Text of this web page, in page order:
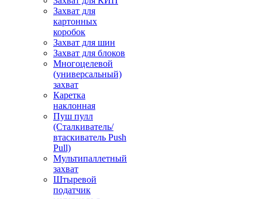
Захват для
картонных
коробок
Захват для шин
Захват для блоков
Многоцелевой
(универсальный)
захват
Каретка
наклонная
Пуш пулл
(Сталкиватель/
втаскиватель Push
Pull)
Мультипаллетный
захват
Штыревой
податчик